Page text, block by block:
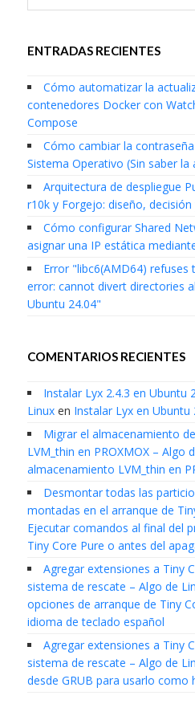
ENTRADAS RECIENTES
Cómo automatizar la
contenedores Docker con
Compose
Cómo cambiar la
Sistema Operativo (Sin saber la
Arquitectura de despliegue
r10k y Forgejo: diseño,
Cómo configurar Shared
asignar una IP estática
Error "libc6(AMD64) refuses
error: cannot divert directories
Ubuntu 24.04"
COMENTARIOS RECIENTES
Instalar Lyx 2.4.3 en Ubuntu
Linuxen Instalar Lyx en Ubuntu
Migrar el almacenamiento
LVM_thin en PROXMOX – Algo
almacenamiento LVM_thin en
Desmontar todas las
montadas en el arranque de
Ejecutar comandos al final del
Tiny Core Pure o antes del
Agregar extensiones a Tiny
sistema de rescate – Algo de
opciones de arranque de Tiny
idioma de teclado español
Agregar extensiones a Tiny
sistema de rescate – Algo de
desde GRUB para usarlo como